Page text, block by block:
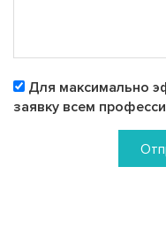
Для максимально
заявку всем